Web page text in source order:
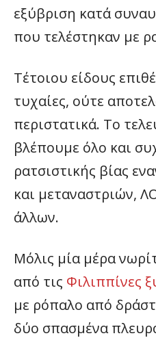
εξύβριση κατά
που τελέστηκαν με
Τέτοιου είδους
τυχαίες, ούτε
περιστατικά. Το
βλέπουμε όλο και
ρατσιστικής βίας
και μεταναστριών,
άλλων.
Μόλις μία μέρα
από τις Φιλιππίνες
με ρόπαλο από
δύο σπασμένα